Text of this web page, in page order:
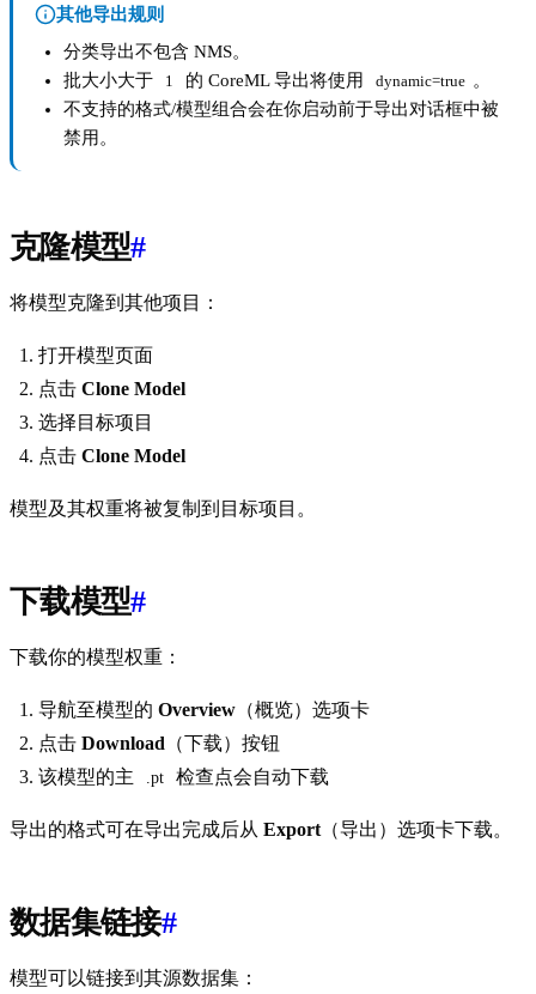
其他导出规则
分类导出不包含 NMS。
批大小大于
1 的 CoreML 导出将使用 dynamic=true 。
不支持的格式/模型组合会在你启动前于导出对话框中被
禁用。
克隆模型#
将模型克隆到其他项目：
打开模型页面
点击 Clone Model
选择目标项目
点击 Clone Model
模型及其权重将被复制到目标项目。
下载模型#
下载你的模型权重：
导航至模型的 Overview （概览）选项卡
点击 Download （下载）按钮
该模型的主
.pt 检查点会自动下载
导出的格式可在导出完成后从 Export （导出）选项卡下载。
数据集链接#
模型可以链接到其源数据集：